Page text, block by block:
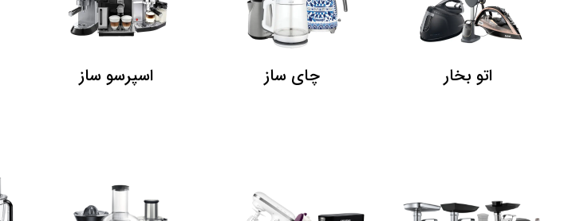
اتو بخار چای ساز اسپرسو ساز